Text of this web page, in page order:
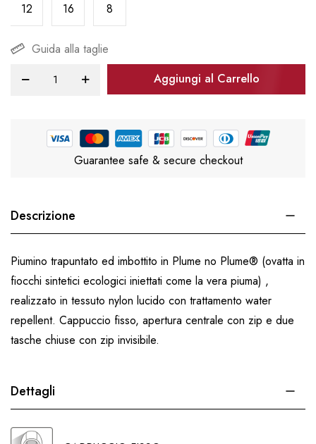
12
16 8
Guida alla taglie
Aggiungi al Carrello
Guarantee safe & secure checkout
Descrizione
Piumino trapuntato ed imbottito in Plume no Plume® (ovatta in
fiocchi sintetici ecologici iniettati come la vera piuma) ,
realizzato in tessuto nylon lucido con trattamento water
repellent. Cappuccio fisso, apertura centrale con zip e due
tasche chiuse con zip invisibile.
Dettagli